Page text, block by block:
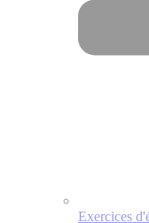
Exercices